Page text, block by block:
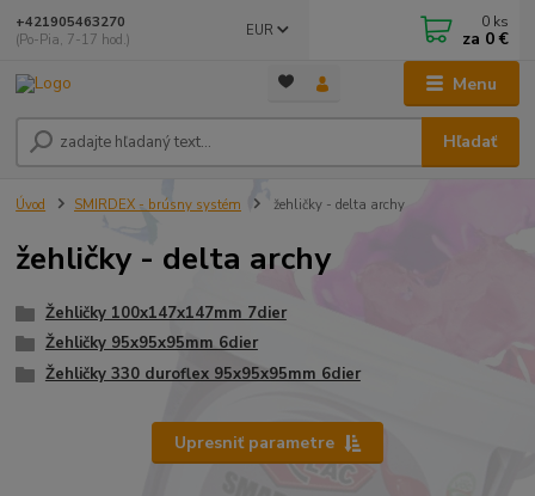
Menu
EUR
Hľadať
+421905463270
(Po-Pia, 7-17 hod.)
0 ks
za 0 €
Úvod SMIRDEX - brúsny systém žehličky - delta archy
žehličky - delta archy
Žehličky 100x147x147mm 7dier
Žehličky 95x95x95mm 6dier
Žehličky 330 duroflex 95x95x95mm 6dier
Upresniť parametre